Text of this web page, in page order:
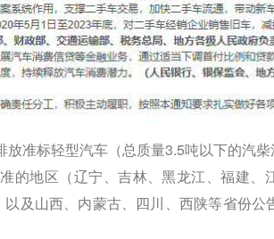
准标‬‬轻型汽车（总质量3.5吨以下的汽
的地区（辽宁、吉林、黑龙江、福建
及山西、内蒙古、四川、西陕‬‬等省份